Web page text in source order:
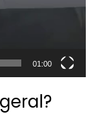
01:00